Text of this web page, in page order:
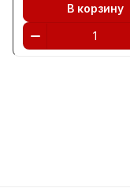
В корзину